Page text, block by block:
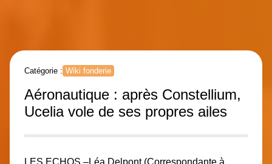
Catégorie : Wiki fonderie
Aéronautique : après Constellium,
Ucelia vole de ses propres ailes
LES ECHOS –Léa Delpont (Correspondante à